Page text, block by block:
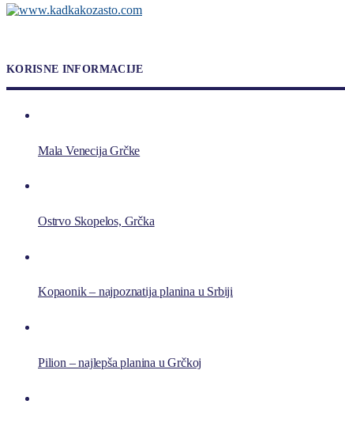
KORISNE INFORMACIJE
Mala Venecija Grčke
Ostrvo Skopelos, Grčka
Kopaonik – najpoznatija planina u Srbiji
Pilion – najlepša planina u Grčkoj